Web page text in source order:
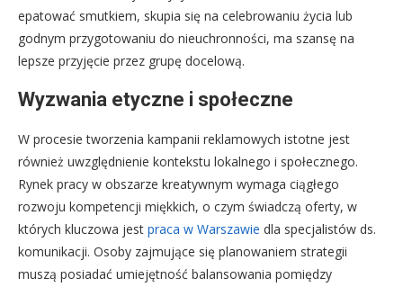
epatować smutkiem, skupia się na celebrowaniu życia lub
godnym przygotowaniu do nieuchronności, ma szansę na
lepsze przyjęcie przez grupę docelową.
Wyzwania etyczne i społeczne
W procesie tworzenia kampanii reklamowych istotne jest
również uwzględnienie kontekstu lokalnego i społecznego.
Rynek pracy w obszarze kreatywnym wymaga ciągłego
rozwoju kompetencji miękkich, o czym świadczą oferty, w
których kluczowa jest praca w Warszawie dla specjalistów ds.
komunikacji. Osoby zajmujące się planowaniem strategii
muszą posiadać umiejętność balansowania pomiędzy